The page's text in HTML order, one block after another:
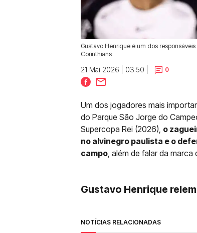
Gustavo Henrique é um dos
Corinthians
21 Mai 2026 | 03:50 | 0
Um dos jogadores mais
do Parque São Jorge do
Supercopa Rei (2026), o
no alvinegro paulista e o
campo, além de falar da
Gustavo Henrique
NOTÍCIAS RELACIONADAS